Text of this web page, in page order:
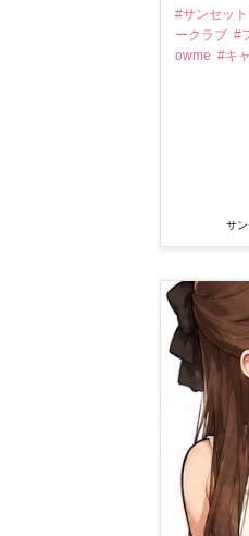
#サンセッ
ークラブ #
owme #キ
サ